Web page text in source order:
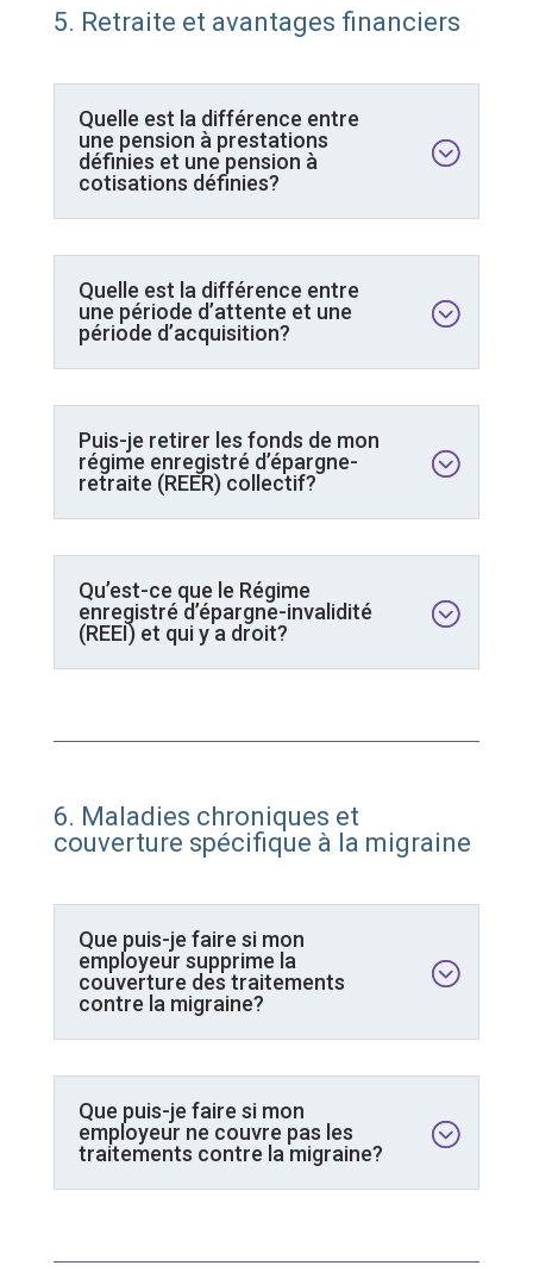
5. Retraite et avantages financiers
Quelle est la différence entre
une pension à prestations
définies et une pension à
cotisations définies?
Quelle est la différence entre
une période d’attente et une
période d’acquisition?
Puis-je retirer les fonds de mon
régime enregistré d’épargne-
retraite (REER) collectif?
Qu’est-ce que le Régime
enregistré d’épargne-invalidité
(REEI) et qui y a droit?
6. Maladies chroniques et
couverture spécifique à la migraine
Que puis-je faire si mon
employeur supprime la
couverture des traitements
contre la migraine?
Que puis-je faire si mon
employeur ne couvre pas les
traitements contre la migraine?